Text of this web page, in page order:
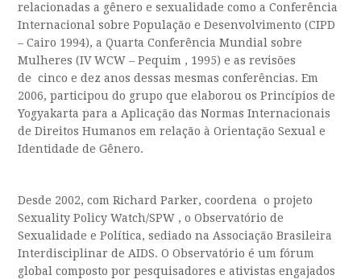
relacionadas a gênero e sexualidade como a Conferência
Internacional sobre População e Desenvolvimento (CIPD
– Cairo 1994), a Quarta Conferência Mundial sobre
Mulheres (IV WCW – Pequim , 1995) e as revisões
de cinco e dez anos dessas mesmas conferências. Em
2006, participou do grupo que elaborou os Princípios de
Yogyakarta para a Aplicação das Normas Internacionais
de Direitos Humanos em relação à Orientação Sexual e
Identidade de Gênero.
Desde 2002, com Richard Parker, coordena o projeto
Sexuality Policy Watch/SPW , o Observatório de
Sexualidade e Política, sediado na Associação Brasileira
Interdisciplinar de AIDS. O Observatório é um fórum
global composto por pesquisadores e ativistas engajados